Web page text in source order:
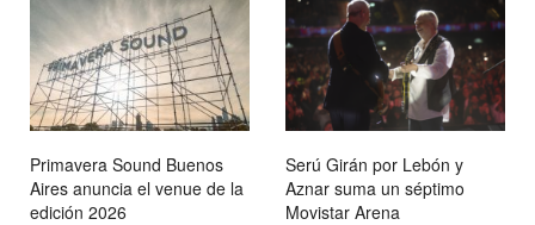
Primavera Sound Buenos
Aires anuncia el venue de la
edición 2026
Serú Girán por Lebón y
Aznar suma un séptimo
Movistar Arena